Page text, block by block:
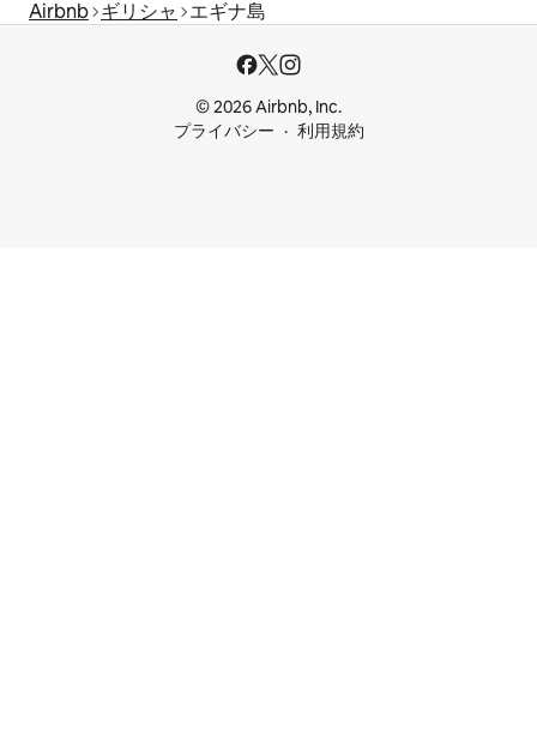
Airbnb ギリシャ エギナ島
© 2026 Airbnb, Inc.
プライバシー
利用規約